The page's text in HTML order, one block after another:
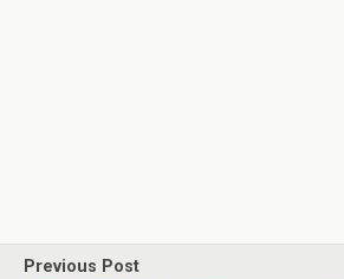
Previous Post